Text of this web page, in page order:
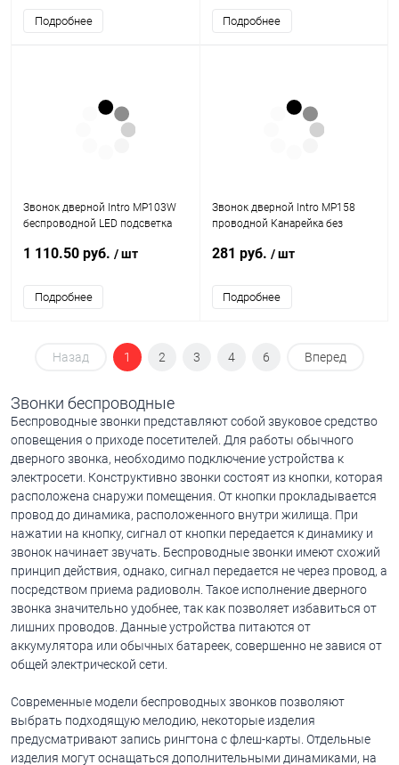
Подробнее Подробнее
Звонок дверной Intro MP103W
беспроводной LED подсветка
1 110.50 руб. / шт
Подробнее
Звонок дверной Intro MP158
проводной Канарейка без
281 руб. / шт
Подробнее
Назад 1 2 3 4 6 Вперед
Звонки беспроводные
Беспроводные звонки представляют собой звуковое средство
оповещения о приходе посетителей. Для работы обычного
дверного звонка, необходимо подключение устройства к
электросети. Конструктивно звонки состоят из кнопки, которая
расположена снаружи помещения. От кнопки прокладывается
провод до динамика, расположенного внутри жилища. При
нажатии на кнопку, сигнал от кнопки передается к динамику и
звонок начинает звучать. Беспроводные звонки имеют схожий
принцип действия, однако, сигнал передается не через провод, а
посредством приема радиоволн. Такое исполнение дверного
звонка значительно удобнее, так как позволяет избавиться от
лишних проводов. Данные устройства питаются от
аккумулятора или обычных батареек, совершенно не завися от
общей электрической сети.
Современные модели беспроводных звонков позволяют
выбрать подходящую мелодию, некоторые изделия
предусматривают запись рингтона с флеш-карты. Отдельные
изделия могут оснащаться дополнительными динамиками, на